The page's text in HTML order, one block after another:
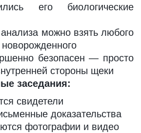
его биологические
можно взять любого
безопасен — просто
стороны щеки
заседания:
свидетели
доказательства
фотографии и видео